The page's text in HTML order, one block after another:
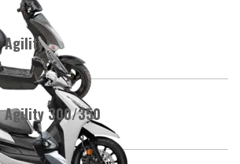
Agility
Agility 300/350